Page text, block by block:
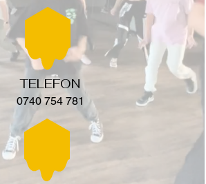
TELEFON
0740 754 781